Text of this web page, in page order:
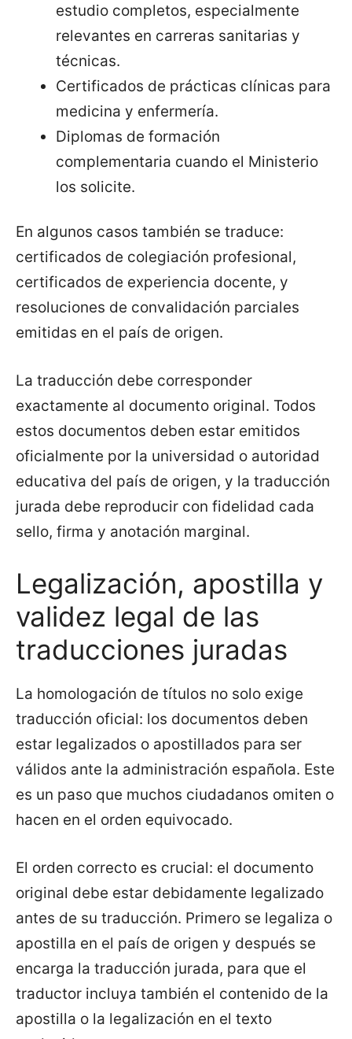
estudio completos, especialmente
relevantes en carreras sanitarias y
técnicas.
Certificados de prácticas clínicas para
medicina y enfermería.
Diplomas de formación
complementaria cuando el Ministerio
los solicite.
En algunos casos también se traduce:
certificados de colegiación profesional,
certificados de experiencia docente, y
resoluciones de convalidación parciales
emitidas en el país de origen.
La traducción debe corresponder
exactamente al documento original. Todos
estos documentos deben estar emitidos
oficialmente por la universidad o autoridad
educativa del país de origen, y la traducción
jurada debe reproducir con fidelidad cada
sello, firma y anotación marginal.
Legalización, apostilla y
validez legal de las
traducciones juradas
La homologación de títulos no solo exige
traducción oficial: los documentos deben
estar legalizados o apostillados para ser
válidos ante la administración española. Este
es un paso que muchos ciudadanos omiten o
hacen en el orden equivocado.
El orden correcto es crucial: el documento
original debe estar debidamente legalizado
antes de su traducción. Primero se legaliza o
apostilla en el país de origen y después se
encarga la traducción jurada, para que el
traductor incluya también el contenido de la
apostilla o la legalización en el texto